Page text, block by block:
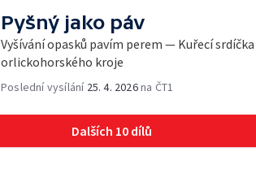
Pyšný jako páv
Vyšívání opasků pavím perem — Kuřecí
orlickohorského kroje
Poslední vysílání 25. 4. 2026na ČT1
Dalších 10 dílů